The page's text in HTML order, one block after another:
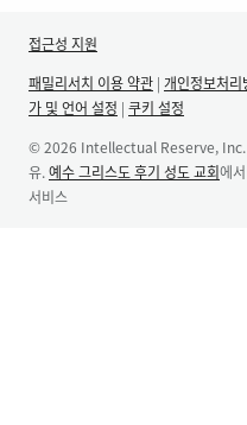
접근성 지원
패밀리서치 이용 약관 | 개인정보처리
가 및 언어 설정 | 쿠키 설정
© 2026 Intellectual Reserve, Inc.
유.예수 그리스도 후기 성도 교회에
서비스